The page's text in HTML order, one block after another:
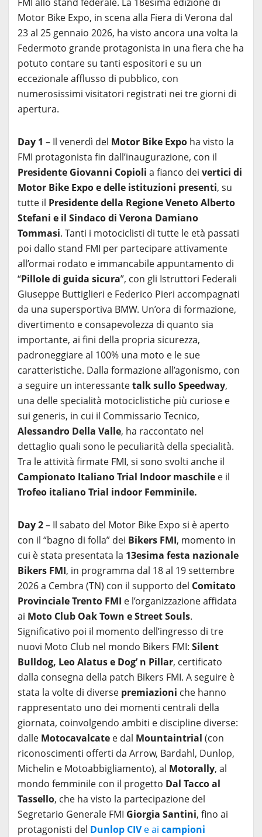
Motor Bike Expo, in scena alla Fiera di Verona dal
23 al 25 gennaio 2026, ha visto ancora una volta la
Federmoto grande protagonista in una fiera che ha
potuto contare su tanti espositori e su un
eccezionale afflusso di pubblico, con
numerosissimi visitatori registrati nei tre giorni di
apertura.
Day 1 – Il venerdì del Motor Bike Expo ha visto la
FMI protagonista fin dall’inaugurazione, con il
Presidente Giovanni Copioli a fianco dei vertici di
Motor Bike Expo e delle istituzioni presenti, su
tutte il Presidente della Regione Veneto Alberto
Stefani e il Sindaco di Verona Damiano
Tommasi. Tanti i motociclisti di tutte le età passati
poi dallo stand FMI per partecipare attivamente
all’ormai rodato e immancabile appuntamento di
“Pillole di guida sicura”, con gli Istruttori Federali
Giuseppe Buttiglieri e Federico Pieri accompagnati
da una supersportiva BMW. Un’ora di formazione,
divertimento e consapevolezza di quanto sia
importante, ai fini della propria sicurezza,
padroneggiare al 100% una moto e le sue
caratteristiche. Dalla formazione all’agonismo, con
a seguire un interessantetalk sullo Speedway,
una delle specialità motociclistiche più curiose e
sui generis, in cui il Commissario Tecnico,
Alessandro Della Valle, ha raccontato nel
dettaglio quali sono le peculiarità della specialità.
Tra le attività firmate FMI, si sono svolti anche il
Campionato Italiano Trial Indoor maschile e il
Trofeo italiano Trial indoor Femminile.
Day 2– Il sabato del Motor Bike Expo si è aperto
con il “bagno di folla” dei Bikers FMI, momento in
cui è stata presentata la 13esima festa nazionale
Bikers FMI, in programma dal 18 al 19 settembre
2026 a Cembra (TN) con il supporto del Comitato
Provinciale Trento FMI e l’organizzazione affidata
ai Moto Club Oak Town e Street Souls.
Significativo poi il momento dell’ingresso di tre
nuovi Moto Club nel mondo Bikers FMI: Silent
Bulldog, Leo Alatus e Dog’ n Pillar, certificato
dalla consegna della patch Bikers FMI. A seguire è
stata la volte di diverse premiazioni che hanno
rappresentato uno dei momenti centrali della
giornata, coinvolgendo ambiti e discipline diverse:
dalle Motocavalcate e dal Mountaintrial (con
riconoscimenti offerti da Arrow, Bardahl, Dunlop,
Michelin e Motoabbigliamento), al Motorally, al
mondo femminile con il progetto Dal Tacco al
Tassello, che ha visto la partecipazione del
Segretario Generale FMI Giorgia Santini, fino ai
protagonisti del Dunlop CIVe ai campioni